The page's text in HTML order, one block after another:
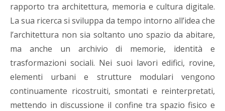
rapporto tra architettura, memoria e cultura digitale.
La sua ricerca si sviluppa da tempo intorno all’idea che
l’architettura non sia soltanto uno spazio da abitare,
ma anche un archivio di memorie, identità e
trasformazioni sociali. Nei suoi lavori edifici, rovine,
elementi urbani e strutture modulari vengono
continuamente ricostruiti, smontati e reinterpretati,
mettendo in discussione il confine tra spazio fisico e